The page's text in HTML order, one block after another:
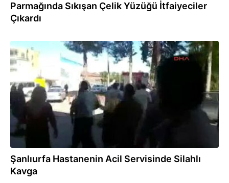
Parmağında Sıkışan Çelik Yüzüğü İtfaiyeciler
Çıkardı
12.05.2017
Şanlıurfa Hastanenin Acil Servisinde Silahlı
Kavga